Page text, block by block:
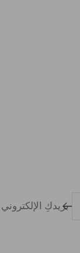
بريدكِ الإلكتروني